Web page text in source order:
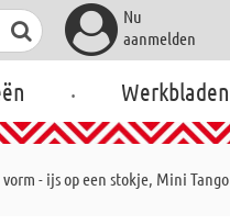
Nu
aanmelden
. Werkbladen
- ijs op een stokje, Mini Tango